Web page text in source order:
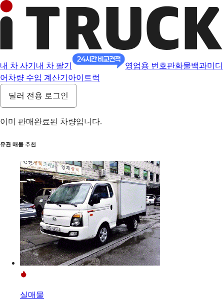
내 차 사기 내 차 팔기 영업용 번호판화물백과미디
어 차량 수입 계산기 아이트럭
딜러 전용 로그인
이미 판매완료된 차량입니다.
유관 매물 추천
실매물